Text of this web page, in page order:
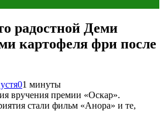
радостной Деми
картофеля фри после
01 минуты
вручения премии «Оскар».
стали фильм «Анора» и те,